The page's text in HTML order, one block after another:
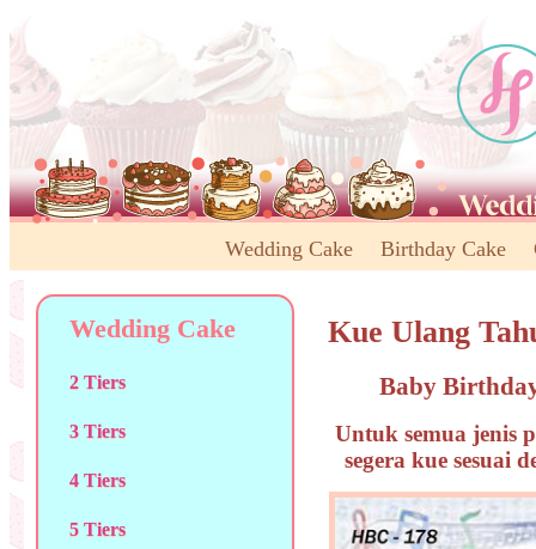
Wedding Cake Birthday Cake
Wedding Cake
2 Tiers
3 Tiers
4 Tiers
5 Tiers
Kue Ulang
Baby
Untuk semua jenis
segera kue sesuai